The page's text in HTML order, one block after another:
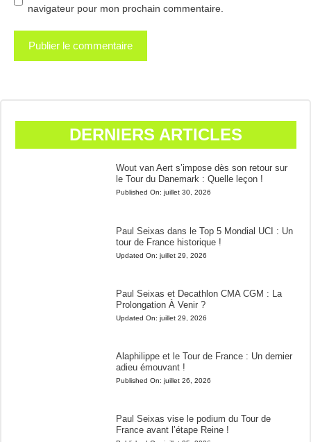
navigateur pour mon prochain commentaire.
DERNIERS ARTICLES
Wout van Aert s’impose dès son retour sur
le Tour du Danemark : Quelle leçon !
Published On: juillet 30, 2026
Paul Seixas dans le Top 5 Mondial UCI : Un
tour de France historique !
Updated On: juillet 29, 2026
Paul Seixas et Decathlon CMA CGM : La
Prolongation À Venir ?
Updated On: juillet 29, 2026
Alaphilippe et le Tour de France : Un dernier
adieu émouvant !
Published On: juillet 26, 2026
Paul Seixas vise le podium du Tour de
France avant l’étape Reine !